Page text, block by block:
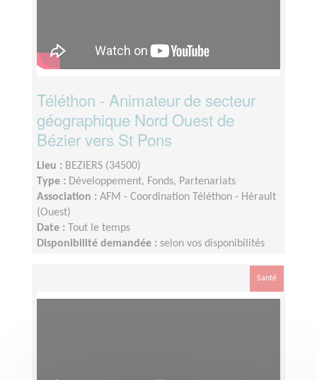
Téléthon - Animateur de secteur
géographique Nord Ouest de
Bézier vers St Pons
Lieu : BEZIERS (34500)
Type : Développement, Fonds, Partenariats
Association : AFM - Coordination Téléthon - Hérault
(Ouest)
Date :
Tout le temps
Disponibilité demandée : selon vos disponibilités
Santé